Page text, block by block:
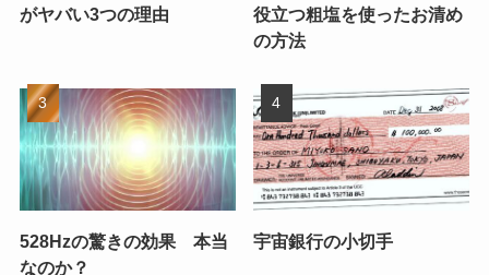
がヤバい3つの理由
役立つ粗塩を使ったお清め
の方法
528Hzの驚きの効果 本当
なのか？
宇宙銀行の小切手